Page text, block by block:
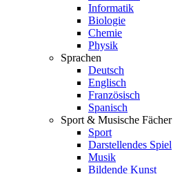
Informatik
Biologie
Chemie
Physik
Sprachen
Deutsch
Englisch
Französisch
Spanisch
Sport & Musische Fächer
Sport
Darstellendes Spiel
Musik
Bildende Kunst